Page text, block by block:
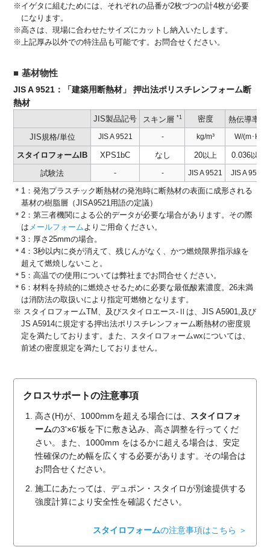
※イゲタに組むためには、それぞれの品番が2枚づつの計4枚が必要
になります。
※高さは、現場に合わせたサイズにカットし納入いたします。
※上記厚み以外での特注品も可能です。お問合せください。
基材物性
JIS A 9521：「建築用断熱材」 押出法ポリスチレンフォーム断
熱材
JIS規格/単位
スタイロフォームIB
試験法
JIS製品記号
JIS A 9521
XPS1bC
-
スキン層*1
-
なし
-
密度
kg/m³
20以上
JIS A 9521
熱伝導率
W/(m･K)
0.036以下
JIS A 9521
＊1：発泡プラスチック断熱材の発泡時に断熱材の表面に成形される
基材の樹脂層（JISA9521用語の定議）
＊2：第三者機関による公的データが必要な場合があります。その際
は メールフォーム よりご用命ください。
＊3：厚さ25mmの場合。
＊4：3秒以内に炎が消えて、残じんがなく、かつ燃焼限界指示線を
超えて燃焼しないこと。
＊5：高温での使用については弊社までお問合せください。
＊6：材料を持続的に燃焼させるために必要な最低酸素濃度。26未満
は消防法の取扱いにより指定可燃物となります。
※ スタイロフォームTM、及びスタイロエース-Ⅱは、JIS A5901,及び
JS A5914に規定する押出法ポリスチレンフォーム断熱材の密度規
定を満たしております。また、スタイロフォームwxについては、
前述の密度規定を満たしておりません。
クロスサポートの注意事項
高さ(H)が、1000mmを超える場合には、 スタイロフォ
ームの3'×6'板を下に敷き込み、高さ調整を行ってくだ
さい。また、1000mm をはるかに超える場合は、安定
性確保のため幅を広くする必要があります。その場合は
お問合せください。
施工にあたっては、デュポン・スタイロが別途提供する
強度計算により安全性を確認ください。
スタイロフォームの注意事項はこちら ＞